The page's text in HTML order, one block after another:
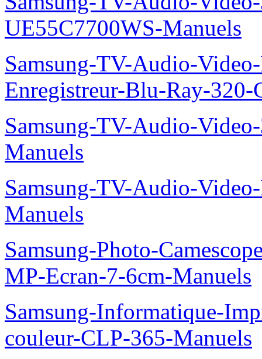
UE55C7700WS-Manuels
Samsung-TV-Audio-
Enregistreur-Blu-Ray-
Samsung-TV-Audio-
Manuels
Samsung-TV-Audio-
Manuels
Samsung-Photo-
MP-Ecran-7-6cm-Manuels
Samsung-Informatique-
couleur-CLP-365-Manuels